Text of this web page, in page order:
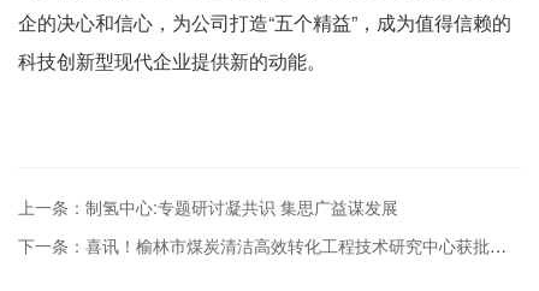
企的决心和信心，为公司打造“五个精益”，成为值得信赖的
科技创新型现代企业提供新的动能。
上一条：制氢中心:专题研讨凝共识 集思广益谋发展
下一条：喜讯！榆林市煤炭清洁高效转化工程技术研究中心获批成立